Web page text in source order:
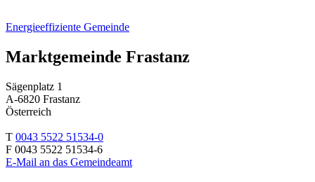
Energieeffiziente Gemeinde
Marktgemeinde Frastanz
Sägenplatz 1
A-6820 Frastanz
Österreich
T 0043 5522 51534-0
F 0043 5522 51534-6
E-Mail an das Gemeindeamt